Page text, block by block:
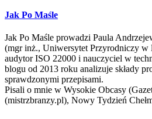
Jak Po Maśle
Jak Po Maśle prowadzi Paula
(mgr inż., Uniwersytet Przyrodniczy
audytor ISO 22000 i nauczyciel w
blogu od 2013 roku analizuje składy
sprawdzonymi przepisami.
Pisali o mnie w Wysokie Obcasy
(mistrzbranzy.pl), Nowy Tydzień